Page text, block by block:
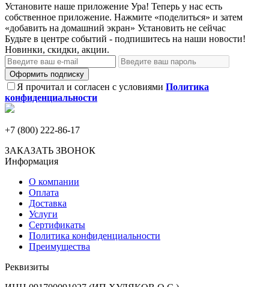
Установите наше приложение Ура! Теперь у нас есть
собственное приложение. Нажмите «поделиться» и затем
«добавить на домашний экран» Установить не сейчас
Будьте в центре событий - подпишитесь на наши новости!
Новинки, скидки, акции.
Оформить подписку
Я прочитал и согласен с условиями Политика
конфиденциальности
+7 (800) 222-86-17
ЗАКАЗАТЬ ЗВОНОК
Информация
О компании
Оплата
Доставка
Услуги
Сертификаты
Политика конфиденциальности
Преимущества
Реквизиты